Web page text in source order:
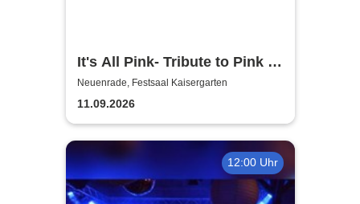
It's All Pink- Tribute to Pink -
Headliner Tour 2026
Neuenrade, Festsaal Kaisergarten
11.09.2026
12:00 Uhr